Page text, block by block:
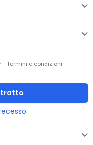


- Termini e condizioni
